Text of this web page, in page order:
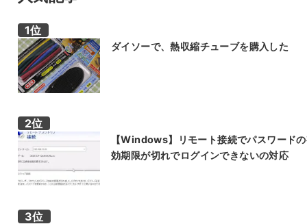
ダイソーで、熱収縮チューブを購入した
【Windows】リモート接続でパスワード
効期限が切れでログインできないの対応